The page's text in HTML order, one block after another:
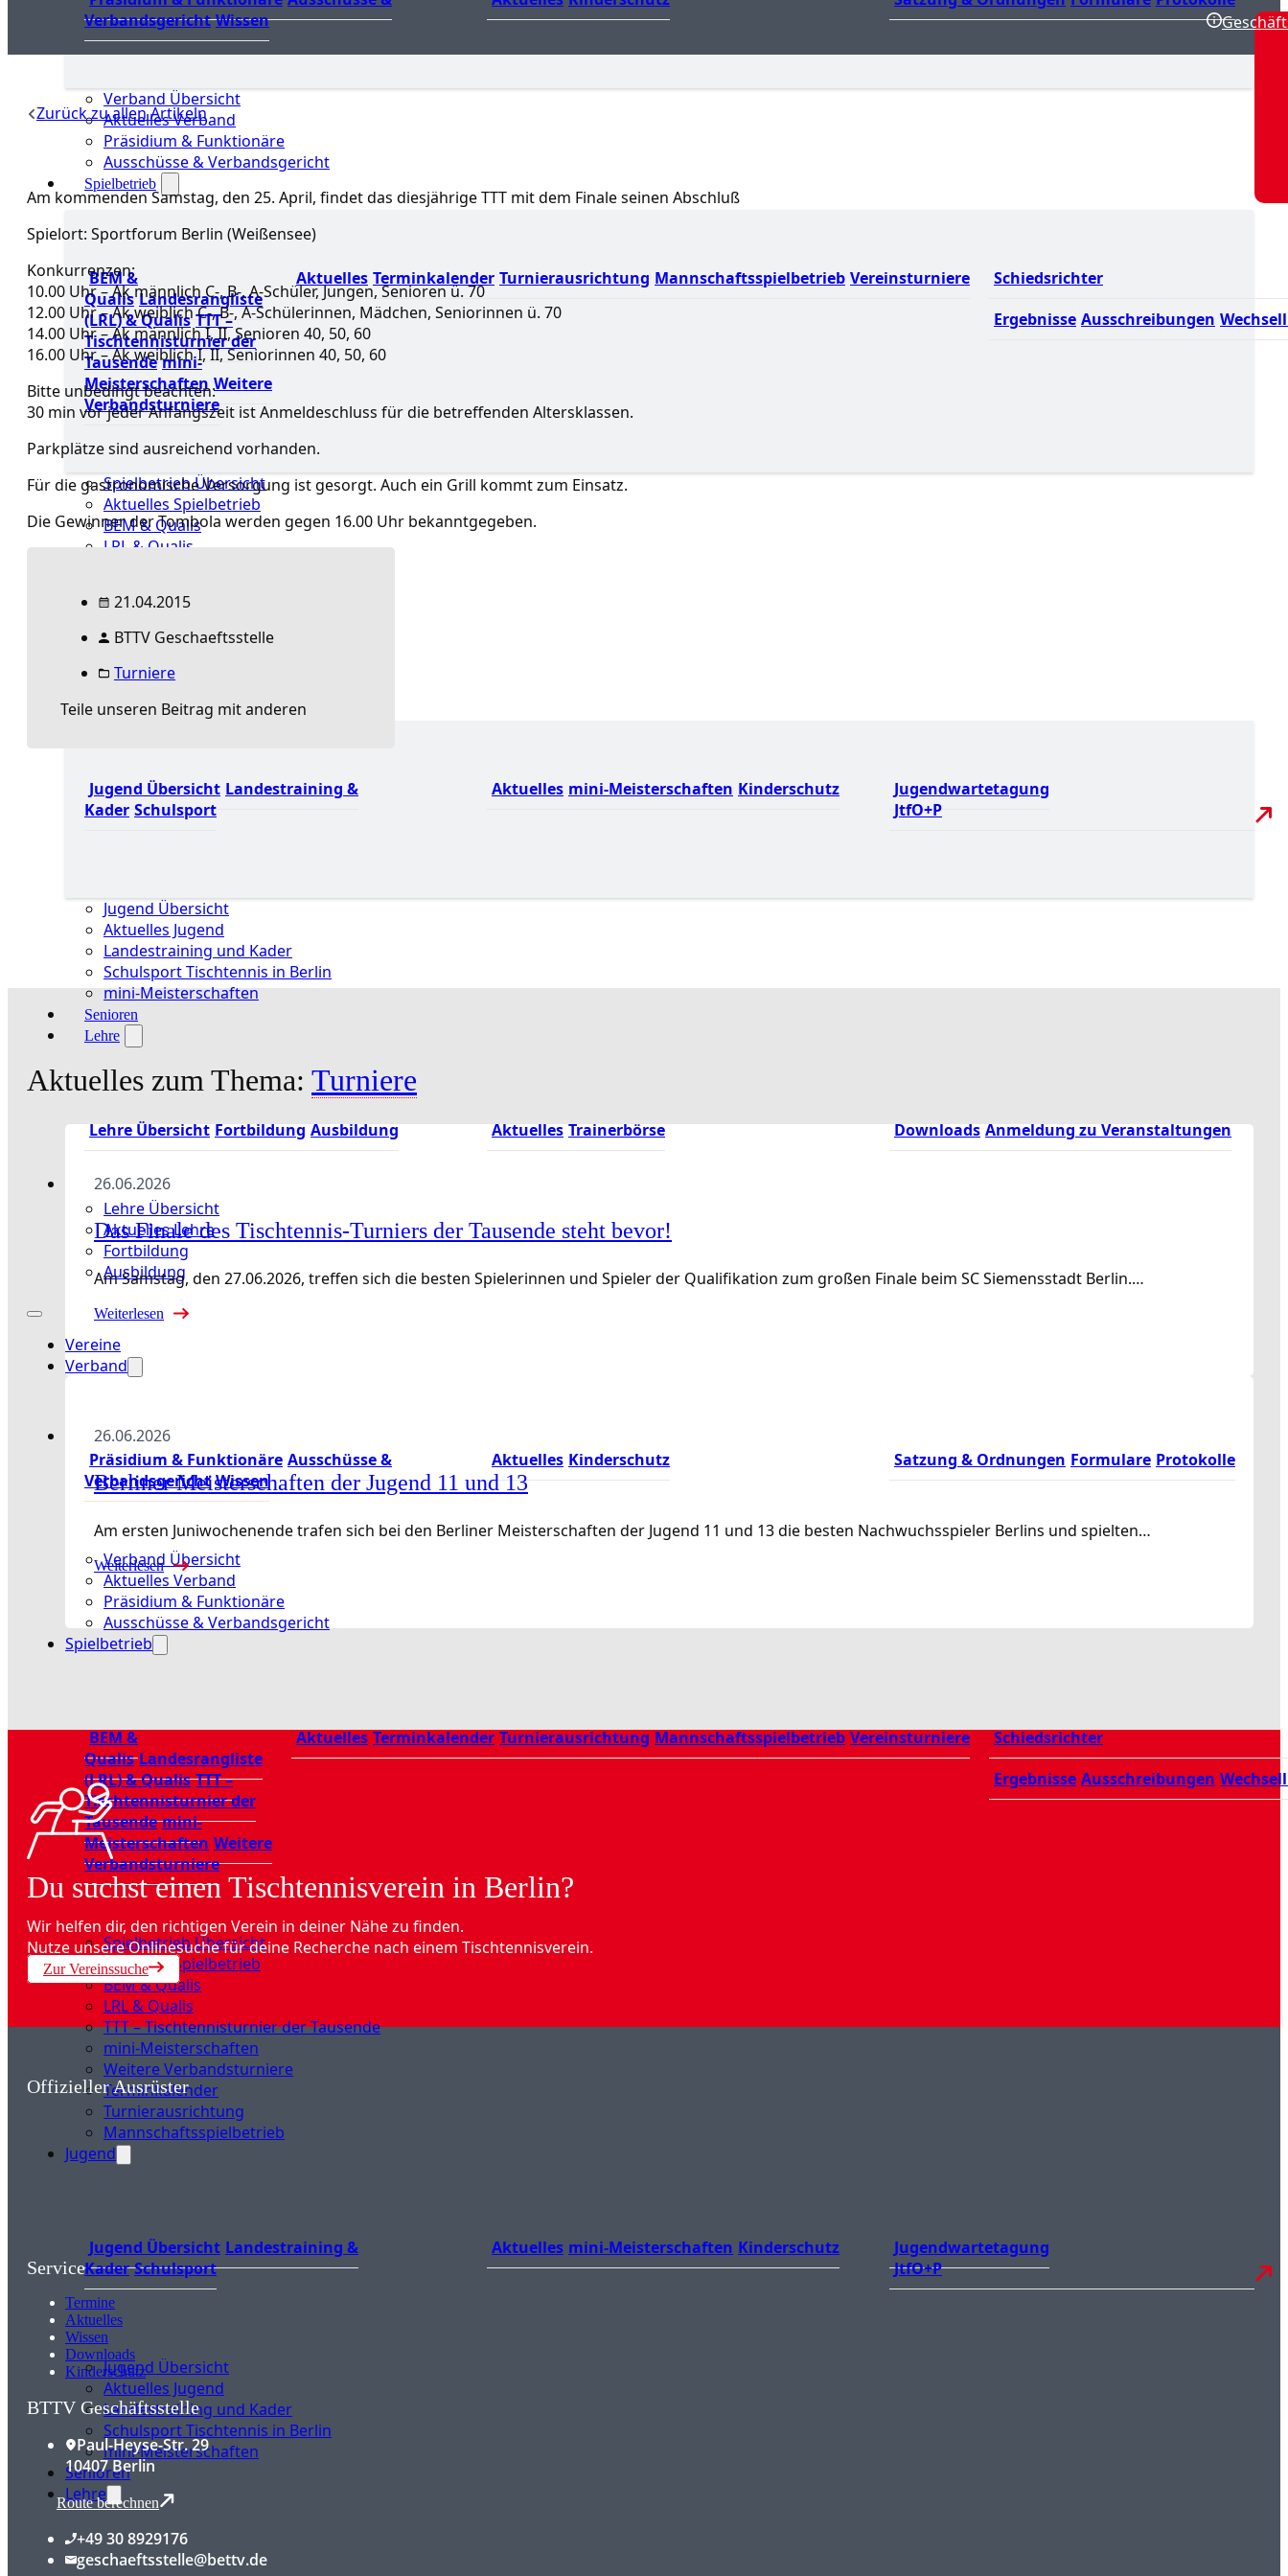
Verbandsgericht Wissen
Verband Übersicht
Aktuelles Verband
Präsidium & Funktionäre
Ausschüsse & Verbandsgericht
Spielbetrieb
BEM &
Qualis Landesrangliste
(LRL) & Qualis TTT –
Tischtennisturnier der
Tausende mini-
Meisterschaften Weitere
Verbandsturniere
Aktuelles Terminkalender Turnierausrichtung Mannschaftsspielbetrieb Vereinsturniere
Schiedsrichter
Ergebnisse Ausschreibungen
Spielbetrieb Übersicht
Aktuelles Spielbetrieb
BEM & Qualis
LRL & Qualis
Weitere Verbandsturniere
Terminkalender
Mannschaftsspielbetrieb
Jugend Übersicht Landestraining &
Kader Schulsport
Aktuelles mini-Meisterschaften Kinderschutz
Jugendwartetagung
JtfO+P
Jugend Übersicht
Aktuelles Jugend
Landestraining und Kader
Schulsport Tischtennis in Berlin
mini-Meisterschaften
Senioren
Lehre
Lehre Übersicht Fortbildung Ausbildung Aktuelles Trainerbörse Downloads Anmeldung zu Veranstaltungen
Lehre Übersicht
Aktuelles Lehre
Fortbildung
Ausbildung
Vereine
Verband
Präsidium & Funktionäre Ausschüsse &
Verbandsgericht Wissen
Aktuelles Kinderschutz Satzung & Ordnungen Formulare Protokolle
Verband Übersicht
Aktuelles Verband
Präsidium & Funktionäre
Ausschüsse & Verbandsgericht
Spielbetrieb
BEM &
Qualis Landesrangliste
(LRL) & Qualis TTT –
Tischtennisturnier der
Tausende mini-
Meisterschaften Weitere
Verbandsturniere
Aktuelles Terminkalender Turnierausrichtung Mannschaftsspielbetrieb Vereinsturniere
Schiedsrichter
Ergebnisse Ausschreibungen
Spielbetrieb Übersicht
Aktuelles Spielbetrieb
BEM & Qualis
LRL & Qualis
TTT – Tischtennisturnier der Tausende
mini-Meisterschaften
Weitere Verbandsturniere
Terminkalender
Turnierausrichtung
Mannschaftsspielbetrieb
Jugend
Jugend Übersicht Landestraining &
Kader Schulsport
Aktuelles mini-Meisterschaften Kinderschutz
Jugendwartetagung
JtfO+P
Jugend Übersicht
Aktuelles Jugend
Landestraining und Kader
Schulsport Tischtennis in Berlin
mini-Meisterschaften
Senioren
Lehre
Zurück zu allen Artikeln
Am kommenden Samstag, den 25. April, findet das diesjährige TTT mit dem Finale seinen Abschluß
Spielort: Sportforum Berlin (Weißensee)
Konkurrenzen:
10.00 Uhr – Ak männlich C-, B-, A-Schüler, Jungen, Senioren ü. 70
12.00 Uhr – Ak weiblich C-, B-, A-Schülerinnen, Mädchen, Seniorinnen ü. 70
14.00 Uhr – Ak männlich I, II, Senioren 40, 50, 60
16.00 Uhr – Ak weiblich I, II, Seniorinnen 40, 50, 60
Bitte unbedingt beachten:
30 min vor jeder Anfangszeit ist Anmeldeschluss für die betreffenden Altersklassen.
Parkplätze sind ausreichend vorhanden.
Für die gastronomische Versorgung ist gesorgt. Auch ein Grill kommt zum Einsatz.
Die Gewinner der Tombola werden gegen 16.00 Uhr bekanntgegeben.
21.04.2015
BTTV Geschaeftsstelle
Turniere
Teile unseren Beitrag mit anderen
Aktuelles zum Thema: Turniere
26.06.2026
Das Finale des Tischtennis-Turniers der Tausende steht bevor!
Am Samstag, den 27.06.2026, treffen sich die besten Spielerinnen und Spieler der Qualifikation zum großen Finale beim SC Siemensstadt Berlin.…
Weiterlesen
26.06.2026
Berliner Meisterschaften der Jugend 11 und 13
Am ersten Juniwochenende trafen sich bei den Berliner Meisterschaften der Jugend 11 und 13 die besten Nachwuchsspieler Berlins und spielten…
Weiterlesen
Du suchst einen Tischtennisverein in Berlin?
Wir helfen dir, den richtigen Verein in deiner Nähe zu finden.
Nutze unsere Onlinesuche für deine Recherche nach einem Tischtennisverein.
Zur Vereinssuche
Offizieller Ausrüster
Service
Termine
Aktuelles
Wissen
Downloads
Kinderschutz
BTTV Geschäftsstelle
Paul-Heyse-Str. 29
10407 Berlin
Route berechnen
+49 30 8929176
geschaeftsstelle@bettv.de